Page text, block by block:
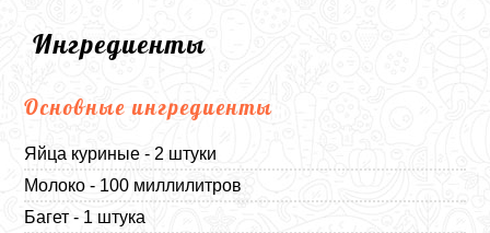
Ингредиенты
Основные ингредиенты
Яйца куриные - 2 штуки
Молоко - 100 миллилитров
Багет - 1 штука